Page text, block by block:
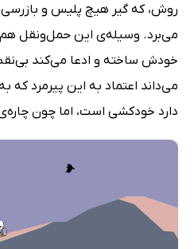
روش،‌ که گیر هیچ پلیس و
می‌برد. وسیله‌ی این حمل‌ونقل
خودش ساخته و ادعا می‌کند
می‌داند اعتماد به این پیرمرد که
دارد خودکشی است،‌ اما چون